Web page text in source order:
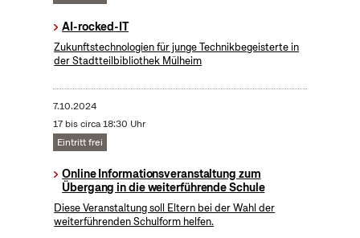
AI-rocked-IT
Zukunftstechnologien für junge Technikbegeisterte in
der Stadtteilbibliothek Mülheim
7.10.2024
17 bis circa 18:30 Uhr
Eintritt frei
Online Informationsveranstaltung zum
Übergang in die weiterführende Schule
Diese Veranstaltung soll Eltern bei der Wahl der
weiterführenden Schulform helfen.